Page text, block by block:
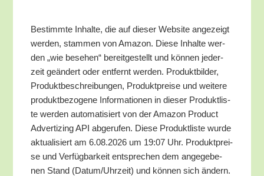
Bestimm­te Inhal­te, die auf die­ser Web­site ange­zeigt
wer­den, stam­men von Ama­zon. Die­se Inhal­te wer­
den „wie bese­hen“ bereit­ge­stellt und kön­nen jeder­
zeit geän­dert oder ent­fernt wer­den. Pro­dukt­bil­der,
Pro­dukt­be­schrei­bun­gen, Pro­dukt­prei­se und wei­te­re
pro­dukt­be­zo­ge­ne Infor­ma­tio­nen in die­ser Pro­dukt­lis­
te wer­den auto­ma­ti­siert von der Ama­zon Pro­duct
Adver­tiz­ing API abge­ru­fen. Die­se Pro­dukt­lis­te wur­de
aktua­li­siert am 6.08.2026 um 19:07 Uhr. Pro­dukt­prei­
se und Ver­füg­bar­keit ent­spre­chen dem ange­ge­be­
nen Stand (Datum/​Uhrzeit) und kön­nen sich ändern.